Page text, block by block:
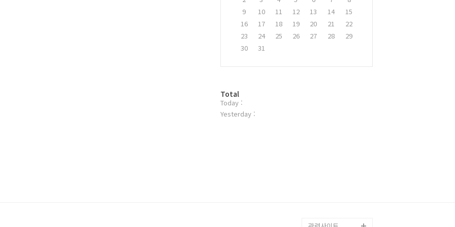
9
10 11 12 13 14
15
16
17 18 19 20 21
22
23
24 25 26 27 28
29
30
31
방
문
자
Total
Today :
Yesterday :